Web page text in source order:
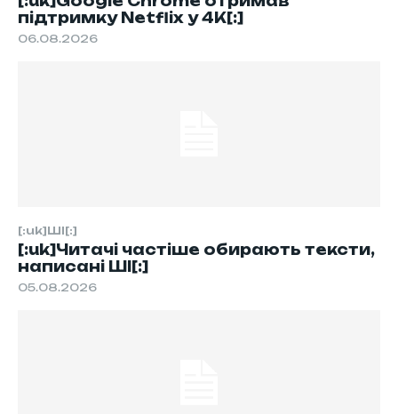
підтримку Netflix у 4K[:]
06.08.2026
[:uk]ШІ[:]
[:uk]Читачі частіше обирають тексти,
написані ШІ[:]
05.08.2026